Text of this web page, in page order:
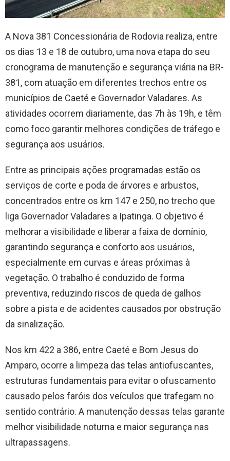
A Nova 381 Concessionária de Rodovia realiza, entre
os dias 13 e 18 de outubro, uma nova etapa do seu
cronograma de manutenção e segurança viária na BR-
381, com atuação em diferentes trechos entre os
municípios de Caeté e Governador Valadares. As
atividades ocorrem diariamente, das 7h às 19h, e têm
como foco garantir melhores condições de tráfego e
segurança aos usuários.
Entre as principais ações programadas estão os
serviços de corte e poda de árvores e arbustos,
concentrados entre os km 147 e 250, no trecho que
liga Governador Valadares a Ipatinga. O objetivo é
melhorar a visibilidade e liberar a faixa de domínio,
garantindo segurança e conforto aos usuários,
especialmente em curvas e áreas próximas à
vegetação. O trabalho é conduzido de forma
preventiva, reduzindo riscos de queda de galhos
sobre a pista e de acidentes causados por obstrução
da sinalização.
Nos km 422 a 386, entre Caeté e Bom Jesus do
Amparo, ocorre a limpeza das telas antiofuscantes,
estruturas fundamentais para evitar o ofuscamento
causado pelos faróis dos veículos que trafegam no
sentido contrário. A manutenção dessas telas garante
melhor visibilidade noturna e maior segurança nas
ultrapassagens.